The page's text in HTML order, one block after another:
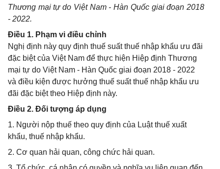
Thương mại tự do Việt Nam - Hàn Quốc giai đoạn 2018
- 2022.
Điều 1. Phạm vi điều chỉnh
Nghị định này quy định thuế suất thuế nhập khẩu ưu đãi
đặc biệt của Việt Nam để thực hiện Hiệp định Thương
mại tự do Việt Nam - Hàn Quốc giai đoạn 2018 - 2022
và điều kiện được hưởng thuế suất thuế nhập khẩu ưu
đãi đặc biệt theo Hiệp định này.
Điều 2. Đối tượng áp dụng
1. Người nộp thuế theo quy định của Luật thuế xuất
khẩu, thuế nhập khẩu.
2. Cơ quan hải quan, công chức hải quan.